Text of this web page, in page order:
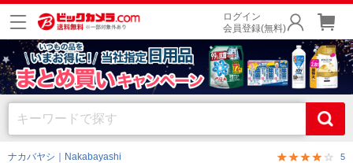
ログイン
会員登録(無料)
ナカバヤシ｜Nakabayashi 5